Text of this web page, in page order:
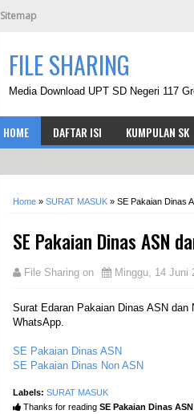
Sitemap
FILE SHARING
Media Download UPT SD Negeri 117
HOME DAFTAR ISI KUMPULAN SK
Home » SURAT MASUK » SE Pakaian Dinas
SE Pakaian Dinas ASN
File Sharing on Minggu, 14 Juni
Surat Edaran Pakaian Dinas ASN
WhatsApp.
SE Pakaian Dinas ASN
SE Pakaian Dinas Non ASN
Labels: SURAT MASUK
Thanks for reading SE Pakaian Dinas